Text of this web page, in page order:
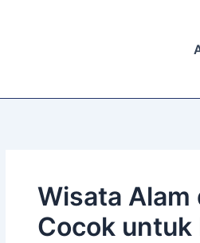
Wisata Alam
Cocok untuk